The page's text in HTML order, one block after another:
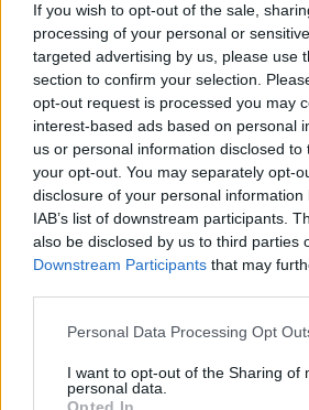
If you wish to opt-out of the sale,
processing of your personal or
targeted advertising by us, please use
section to confirm your selection.
opt-out request is processed you may
interest-based ads based on personal
us or personal information disclosed
your opt-out. You may separately opt-
disclosure of your personal
IAB’s list of downstream participants.
also be disclosed by us to third parties
Downstream Participants that may
Please note that this website/app uses
not limited to your visit or usage
grant or deny consent to Google and
Personal Data Processing Opt
I want to opt-out of the Sharing of
personal data.
Másodvélemény:
(2017)
danialves• 2017. szeptember 01.
Filmbaráth kritikáját itt
tudom elhelyezni azt az
Wonder Womant övezte és
Azt magam sem akarom
már csak nevetséges tárgyát
tengely részéről örvendetes,